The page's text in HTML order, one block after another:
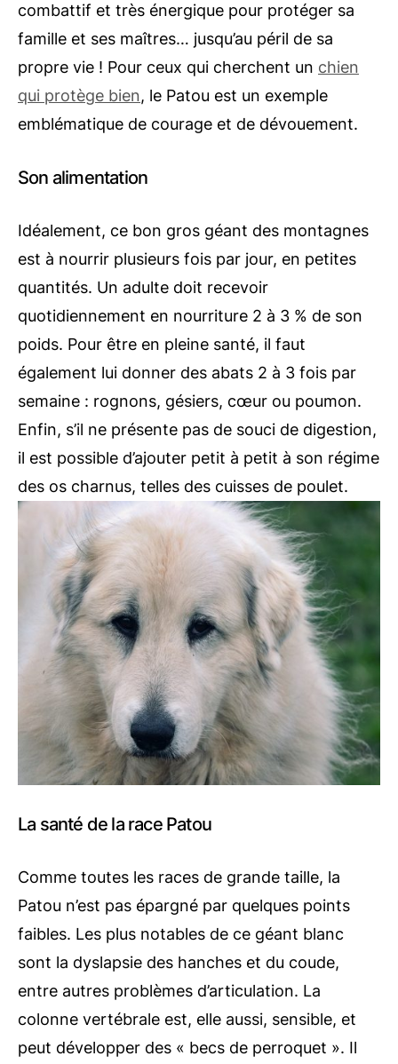
combattif et très énergique pour protéger sa
famille et ses maîtres… jusqu’au péril de sa
propre vie ! Pour ceux qui cherchent un chien
qui protège bien, le Patou est un exemple
emblématique de courage et de dévouement.
Son alimentation
Idéalement, ce bon gros géant des montagnes
est à nourrir plusieurs fois par jour, en petites
quantités. Un adulte doit recevoir
quotidiennement en nourriture 2 à 3 % de son
poids. Pour être en pleine santé, il faut
également lui donner des abats 2 à 3 fois par
semaine : rognons, gésiers, cœur ou poumon.
Enfin, s’il ne présente pas de souci de digestion,
il est possible d’ajouter petit à petit à son régime
des os charnus, telles des cuisses de poulet.
La santé de la race Patou
Comme toutes les races de grande taille, la
Patou n’est pas épargné par quelques points
faibles. Les plus notables de ce géant blanc
sont la dyslapsie des hanches et du coude,
entre autres problèmes d’articulation. La
colonne vertébrale est, elle aussi, sensible, et
peut développer des « becs de perroquet ». Il